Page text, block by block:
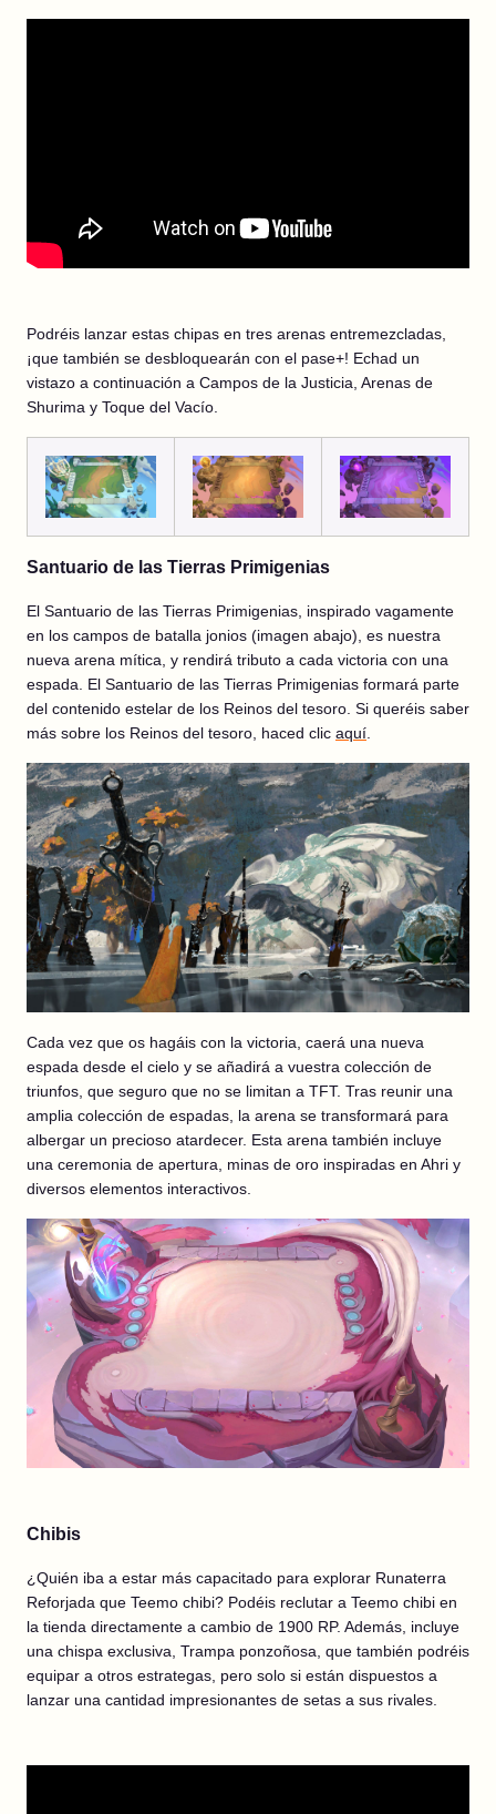
Podréis lanzar estas chipas en tres arenas entremezcladas,
¡que también se desbloquearán con el pase+! Echad un
vistazo a continuación a Campos de la Justicia, Arenas de
Shurima y Toque del Vacío.
Santuario de las Tierras Primigenias
El Santuario de las Tierras Primigenias, inspirado vagamente
en los campos de batalla jonios (imagen abajo), es nuestra
nueva arena mítica, y rendirá tributo a cada victoria con una
espada. El Santuario de las Tierras Primigenias formará parte
del contenido estelar de los Reinos del tesoro. Si queréis saber
más sobre los Reinos del tesoro, haced clic aquí
Cada vez que os hagáis con la victoria, caerá una nueva
espada desde el cielo y se añadirá a vuestra colección de
triunfos, que seguro que no se limitan a TFT. Tras reunir una
amplia colección de espadas, la arena se transformará para
albergar un precioso atardecer. Esta arena también incluye
una ceremonia de apertura, minas de oro inspiradas en Ahri y
diversos elementos interactivos.
Chibis
¿Quién iba a estar más capacitado para explorar Runaterra
Reforjada que Teemo chibi? Podéis reclutar a Teemo chibi en
la tienda directamente a cambio de 1900 RP. Además, incluye
una chispa exclusiva, Trampa ponzoñosa, que también podréis
equipar a otros estrategas, pero solo si están dispuestos a
lanzar una cantidad impresionantes de setas a sus rivales.